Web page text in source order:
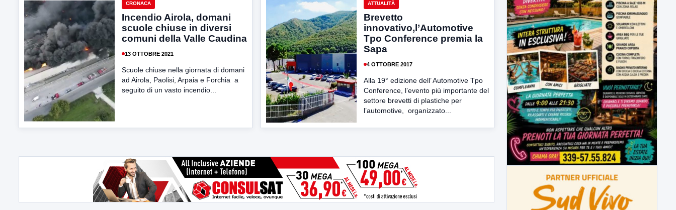
CRONACA
Incendio Airola, domani
scuole chiuse in diversi
comuni della Valle Caudina
13 OTTOBRE 2021
Scuole chiuse nella giornata di domani
ad Airola, Paolisi, Arpaia e Forchia a
seguito di un vasto incendio...
ATTUALITÀ
Brevetto
innovativo,l’Automotive
Tpo Conference premia la
Sapa
4 OTTOBRE 2017
Alla 19° edizione dell’ Automotive Tpo
Conference, l’evento più importante del
settore brevetti di plastiche per
l’automotive, organizzato...